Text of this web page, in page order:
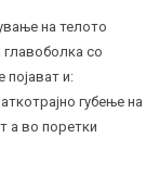
на телото
главоболка со
појават и:
губење на
а во поретки